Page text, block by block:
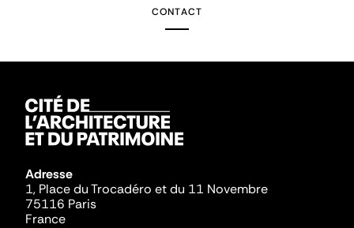
CONTACT
Adresse
1, Place du Trocadéro et du 11 Novembre
75116 Paris
France